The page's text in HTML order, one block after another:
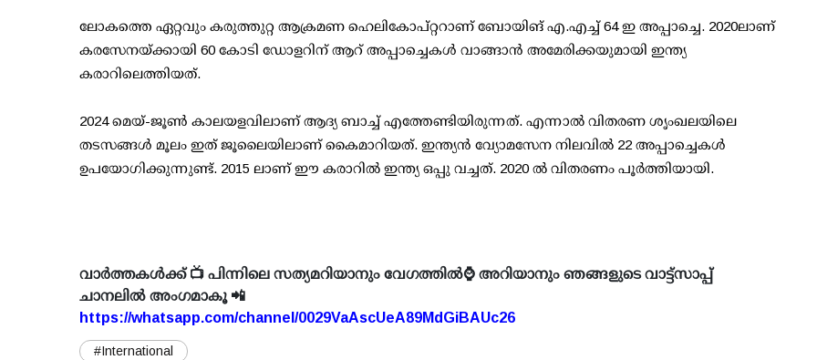
ലോകത്തെ ഏറ്റവും കരുത്തുറ്റ ആക്രമണ ഹെലികോപ്റ്ററാണ് ബോയിങ് എ.എച്ച് 64 ഇ അപ്പാച്ചെ. 2020ലാണ്
കരസേനയ്ക്കായി 60 കോടി ഡോളറിന് ആറ് അപ്പാച്ചെകള്‍ വാങ്ങാന്‍ അമേരിക്കയുമായി ഇന്ത്യ
കരാറിലെത്തിയത്.
2024 മെയ്-ജൂണ്‍ കാലയളവിലാണ് ആദ്യ ബാച്ച് എത്തേണ്ടിയിരുന്നത്. എന്നാല്‍ വിതരണ ശൃംഖലയിലെ
തടസങ്ങള്‍ മൂലം ഇത് ജൂലൈയിലാണ് കൈമാറിയത്. ഇന്ത്യന്‍ വ്യോമസേന നിലവില്‍ 22 അപ്പാച്ചെകള്‍
ഉപയോഗിക്കുന്നുണ്ട്. 2015 ലാണ് ഈ കരാറില്‍ ഇന്ത്യ ഒപ്പു വച്ചത്. 2020 ല്‍ വിതരണം പൂര്‍ത്തിയായി.
വാർത്തകൾക്ക് 📺 പിന്നിലെ സത്യമറിയാനും വേഗത്തിൽ⌚ അറിയാനും ഞങ്ങളുടെ വാട്ട്സാപ്പ്
ചാനലിൽ അംഗമാകൂ 📲
https://whatsapp.com/channel/0029VaAscUeA89MdGiBAUc26
#International